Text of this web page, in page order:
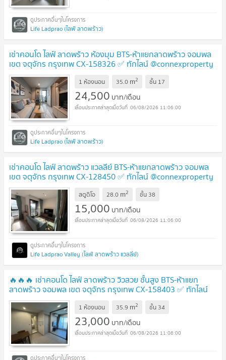
Life Ladprao (ไลฟ์ ลาดพร้าว)
เช่าคอนโด ไลฟ์ ลาดพร้าว ห้องมุม BTS-ห้าแยกลาดพร้าว จอมพล
เขต จตุจักร กรุงเทพ CX-158326 ✅ ทักไลน์ @connexproperty
ตอบทันที ทีมงานมืออาชีพ ✅
1 ห้องนอน 35.0 m2 ชั้น 17
24,500 บาท/เดือน
06/08/2026 11:06:00
Life Ladprao (ไลฟ์ ลาดพร้าว)
เช่าคอนโด ไลฟ์ ลาดพร้าว แวลลีย์ BTS-ห้าแยกลาดพร้าว จอมพล
เขต จตุจักร กรุงเทพ CX-128450 ✅ ทักไลน์ @connexproperty
ตอบทันที ทีมงานมืออาชีพ ✅
สตูดิโอ 28.0 m2 ชั้น 38
15,000 บาท/เดือน
06/08/2026 11:06:00
Life Ladprao Valley (ไลฟ์ ลาดพร้าว แวลลีย์)
🔥🔥🔥 เช่าคอนโด ไลฟ์ ลาดพร้าว วิวสวย ชั้นสูง BTS-ห้าแยก
ลาดพร้าว จอมพล เขต จตุจักร กรุงเทพ CX-158403 ✅ ทักไลน์
@connexproperty ตอบทันที ทีมงานมืออาชีพ ✅ 🔥🔥🔥
1 ห้องนอน 35.9 m2 ชั้น 34
23,000 บาท/เดือน
06/08/2026 11:06:00